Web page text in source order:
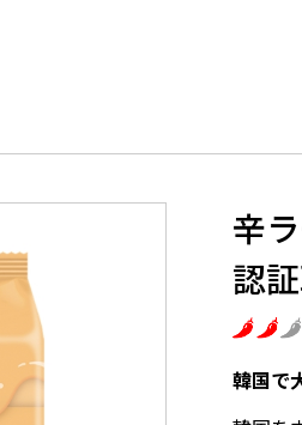
辛
認
韓国で